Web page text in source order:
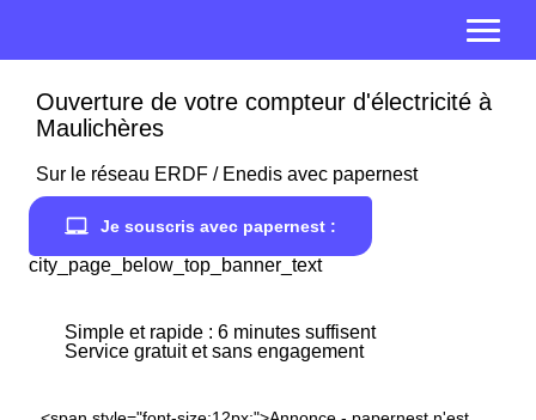
Ouverture de votre compteur d'électricité à
Maulichères
Sur le réseau ERDF / Enedis avec papernest
Je souscris avec papernest :
city_page_below_top_banner_text
Simple et rapide : 6 minutes suffisent
Service gratuit et sans engagement